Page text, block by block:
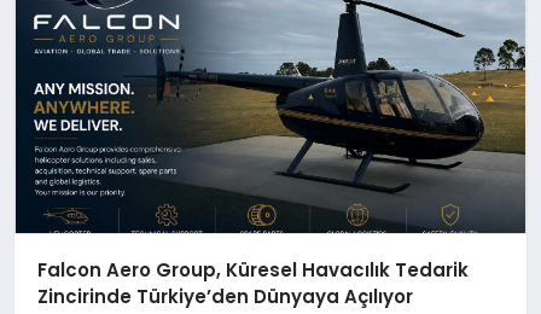
Falcon Aero Group, Küresel Havacılık Tedarik
Zincirinde Türkiye’den Dünyaya Açılıyor